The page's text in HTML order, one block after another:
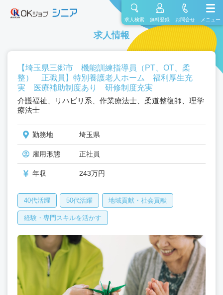
求人検索 無料登録 お問合せ メニュー
求人情報
【埼玉県三郷市 機能訓練指導員（PT、OT、柔
整） 正職員】特別養護老人ホーム 福利厚生充
実 医療補助制度あり 研修制度充実
介護福祉、リハビリ系、作業療法士、柔道整復師、理学
療法士
勤務地 埼玉県
雇用形態 正社員
年収 243万円
40代活躍 50代活躍 地域貢献・社会貢献
経験・専門スキルを活かす